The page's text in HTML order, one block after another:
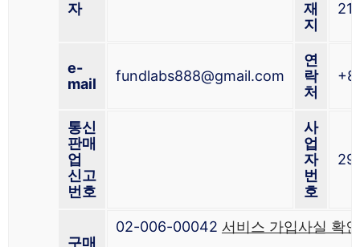
자
재
지
21
e-
mail
fundlabs888@gmail.com
연
락
처
통신
판매
업
신고
번호
사
업
자
번
호
구매
02-006-00042 서비스 가입사실 확